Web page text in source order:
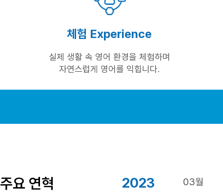
체험 Experience
실제 생활 속 영어 환경을 체험하며
자연스럽게 영어를 익힙니다.
주요 연혁 2023 03월